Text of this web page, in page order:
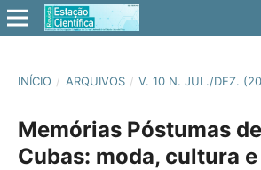
INÍCIO / ARQUIVOS / V. 10 N. JUL./DEZ.
Memórias Póstumas
Cubas: moda, cultura